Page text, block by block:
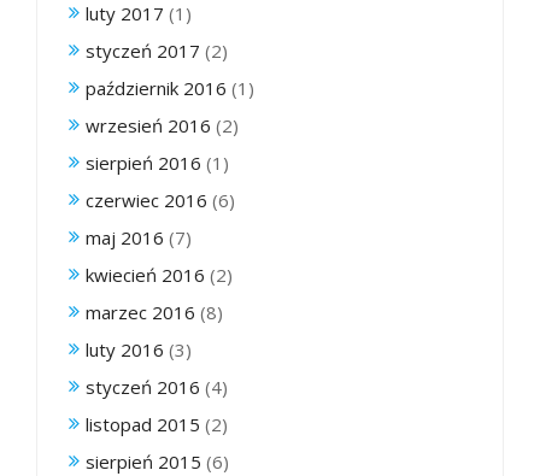
luty 2017 (1)
styczeń 2017 (2)
październik 2016 (1)
wrzesień 2016 (2)
sierpień 2016 (1)
czerwiec 2016 (6)
maj 2016 (7)
kwiecień 2016 (2)
marzec 2016 (8)
luty 2016 (3)
styczeń 2016 (4)
listopad 2015 (2)
sierpień 2015 (6)